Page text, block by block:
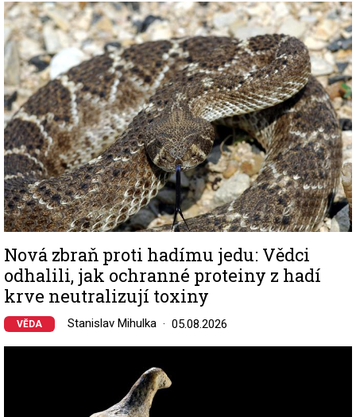
Image
Nová zbraň proti hadímu jedu: Vědci
odhalili, jak ochranné proteiny z hadí
krve neutralizují toxiny
VĚDA Stanislav Mihulka 05.08.2026